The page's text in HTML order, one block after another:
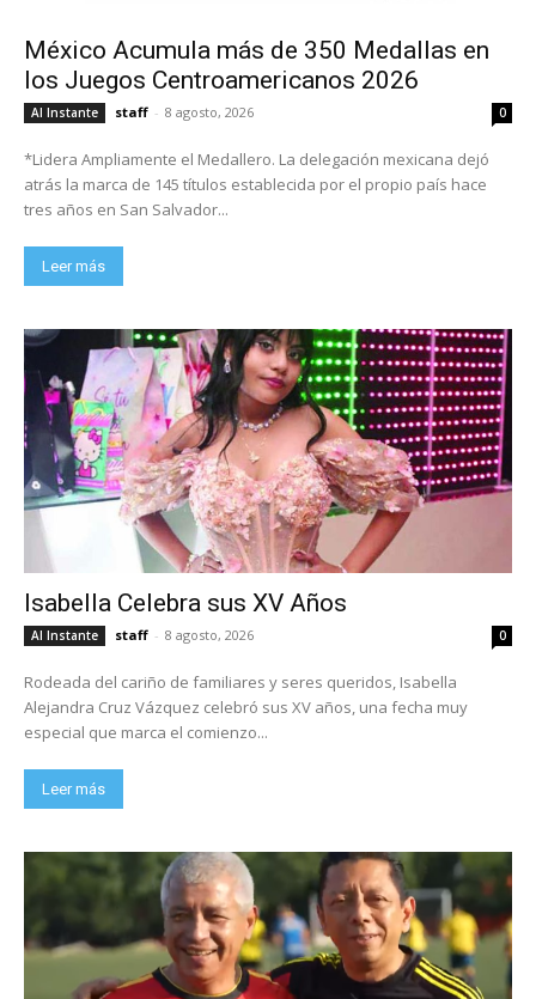
México Acumula más de 350 Medallas en
los Juegos Centroamericanos 2026
Al Instante staff - 8 agosto, 2026 0
*Lidera Ampliamente el Medallero. La delegación mexicana dejó
atrás la marca de 145 títulos establecida por el propio país hace
tres años en San Salvador...
Leer más
Isabella Celebra sus XV Años
Al Instante staff - 8 agosto, 2026 0
Rodeada del cariño de familiares y seres queridos, Isabella
Alejandra Cruz Vázquez celebró sus XV años, una fecha muy
especial que marca el comienzo...
Leer más